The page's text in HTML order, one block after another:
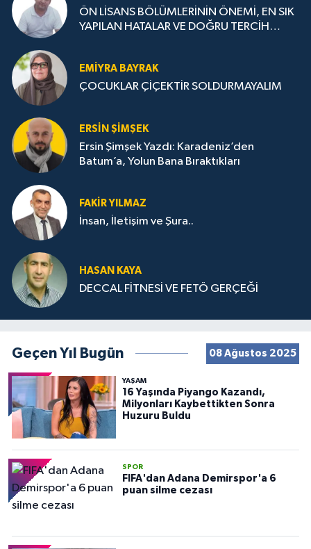
ÖN LİSANS BÖLÜMLERİNİN ÖNEMİ, EN SIK
YAPILAN HATALAR VE DOĞRU TERCİH
EMIYRA BAYRAK
ÇOCUKLAR ÇİÇEKTİR SOLDURMAYALIM
ERSIN ŞIMŞEK
Ersin Şimşek Yazdı: Karadeniz’den
Batum’a, Yolun Bana Bıraktıkları
FAKIR YILMAZ
İnsan, İletişim ve Şura..
HASAN KAYA
DECCAL FİTNESİ VE FETÖ GERÇEĞİ
Geçen Yıl Bugün 08 Ağustos 2025
YAŞAM
16 Yaşında Piyango Kazandı,
Milyonları Kaybettikten Sonra
Huzuru Buldu
SPOR
FIFA'dan Adana Demirspor'a 6
puan silme cezası